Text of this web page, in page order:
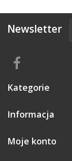
Newsletter
Kategorie
Informacja
Moje konto